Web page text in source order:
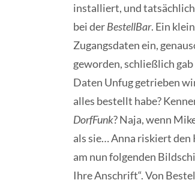
installiert, und
bei derBestellBar. Ein
Zugangsdaten ein,
geworden, schließlich
Daten Unfug getrieben
alles bestellt habe?
DorfFunk? Naja, wenn
als sie… Anna riskiert den
am nun folgenden
Ihre Anschrift“. Von